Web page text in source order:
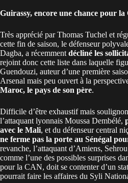
Guirassy, encore une chance pour la
Très apprécié par Thomas Tuchel et
cette fin de saison, le défenseur
Dagba, a récemment décliné les
rejoint donc cette liste dans laquelle
Guendouzi, auteur d’une première
Arsenal mais peu ouvert à la
Maroc, le pays de son père.
Difficile d’être exhaustif mais
l’attaquant lyonnais Moussa Dembélé,
avec le Mali, et du défenseur central
ne ferme pas la porte au Sénégal
revanche, l’attaquant d’Amiens,
comme l’une des possibles surprises
pour la CAN, doit se contenter d’un
pourrait faire les affaires du Syli